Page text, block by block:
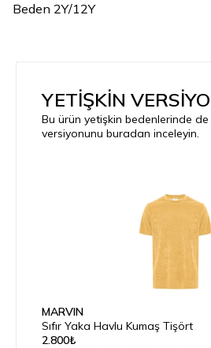
Beden 2Y/12Y
YETİŞKİN
Bu ürün yetişkin bedenlerinde
versiyonunu buradan inceleyin.
MARVIN
Sıfır Yaka Havlu Kumaş Tişört
2.800₺